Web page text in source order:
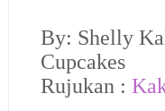
By: Shelly
Cupcakes
Rujukan :